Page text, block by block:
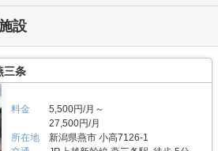
なるキャンペーンも実施していますので、
又は電話にてお問い合わせください。 編集
式会社。2016年頃、西東京エリアで試験的
クパーキングは当初ここまでの拡大を予想し
調に拡大を続け、現在、都内を中心に1,000
る（2020年1月現在）。その運営ノウハウが
北上野」は、誰もが安心して利用できる施設な
アの方は要チェックなスポットではないかと
お住いのライダーの方を中心にご利用頂いて
ルーザーやビッグスクーター、レーサー・スポ
管が多くみられます。 セキュリティ
足立竹ノ塚パ
した施設のため屋外タイプのバイクパーキン
き、盗難のリスクも抑えることができます。
納するタイプなので、他の方のバイクを気に
リティ面としてバイクボックスの扉に南京錠
を保管できる収納スペースです。また、施設
ますので、夜間でもバイクを出し入れしやすい
頂けます。「ハローバイクボックス足立竹ノ
、エリアリンク株式会社が運営している「ト
徴や利用用途の傾向、会社の想いなどをご紹
ウス24東中野」。1階〜4階まで1軒まるごと
さは0.9帖のコンパクトサイズから9.8帖の大
。24時間365日利用でき、セキュリティも空
、衣類・本・季節物などの荷物から大型家具
広い用途にご利用いただけます。 主にど
店舗から1.5キロ圏内に
他社であれば3キロ圏内程か車で移動する場所
トランクハウス24」は住宅街の生活道路に
運営ができています（ご自宅から車で荷物を
設
三条
料金
5,500円/月～
27,500円/月
所在地
新潟県燕市 小高7126-1